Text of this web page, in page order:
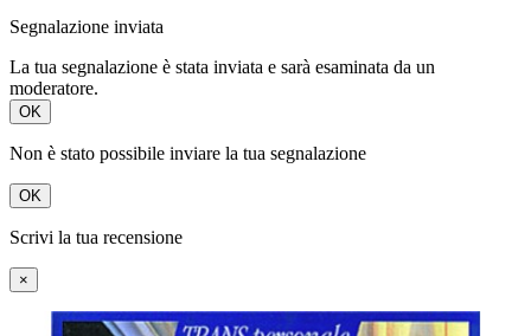
Segnalazione inviata
La tua segnalazione è stata inviata e sarà esaminata da un
moderatore.
OK
Non è stato possibile inviare la tua segnalazione
OK
Scrivi la tua recensione
×